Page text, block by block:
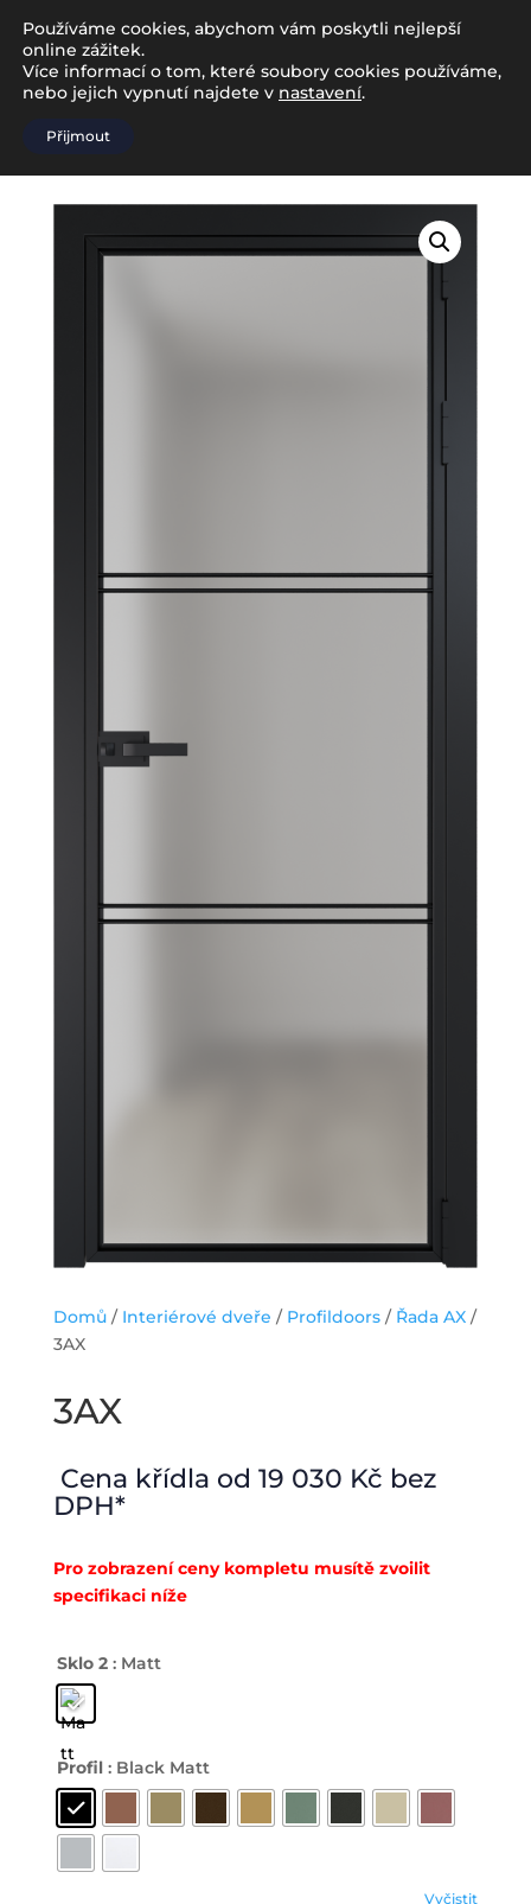
Domů/ Interiérové dveře / Profildoors/ Řada AX/
3AX
3AX
19 030 Kč
Pro zobrazení ceny kompletu musítě zvoilit
specifikaci níže
Sklo 2 : Matt
Profil : Black Matt
Vyčistit
Používáme cookies, abychom vám poskytli nejlepší
online zážitek.
Více informací o tom, které soubory cookies používáme,
nebo jejich vypnutí najdete v nastavení.
Přijmout